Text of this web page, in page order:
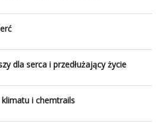
dla serca i przedłużający życie
i chemtrails